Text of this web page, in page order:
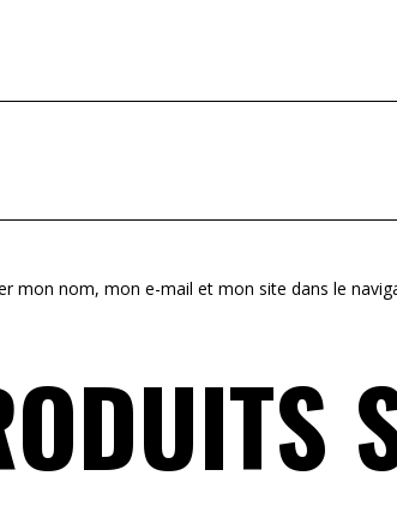
mon nom, mon e-mail et mon site dans le